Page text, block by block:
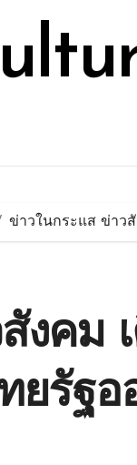
ข่าวในกระแส ข่าว
งคม
ยรัฐ